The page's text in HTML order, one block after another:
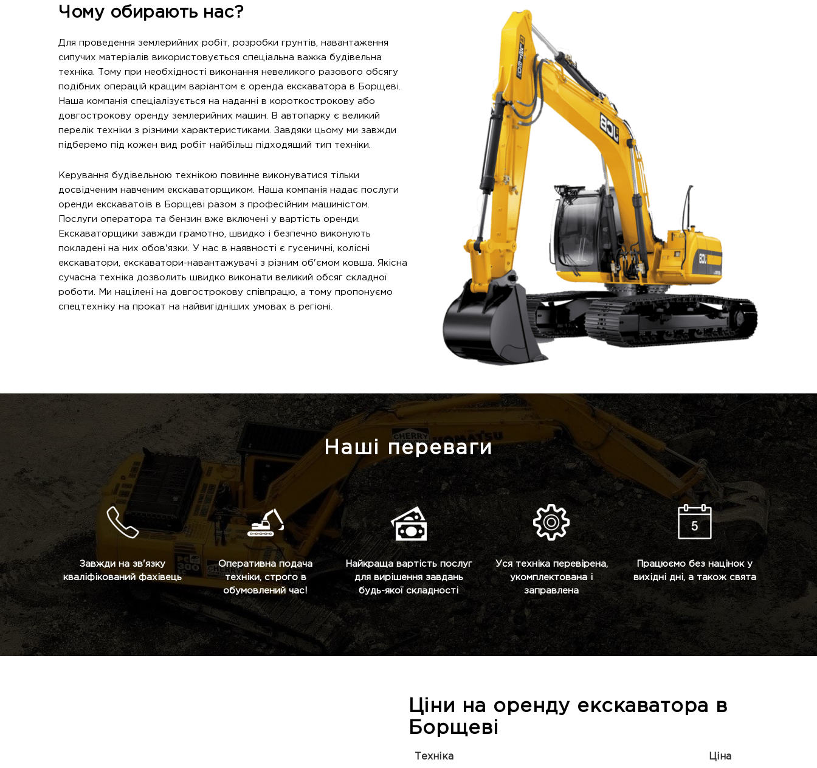
Чому обирають нас?
Для проведення землерийних робіт, розробки грунтів, навантаження
сипучих матеріалів використовується спеціальна важка будівельна
техніка. Тому при необхідності виконання невеликого разового обсягу
подібних операцій кращим варіантом є оренда екскаватора в Борщеві.
Наша компанія спеціалізується на наданні в короткострокову або
довгострокову оренду землерийних машин. В автопарку є великий
перелік техніки з різними характеристиками. Завдяки цьому ми завжди
підберемо під кожен вид робіт найбільш підходящий тип техніки.
Керування будівельною технікою повинне виконуватися тільки
досвідченим навченим екскаваторщиком. Наша компанія надає послуги
оренди екскаватоів в Борщеві разом з професійним машиністом.
Послуги оператора та бензин вже включені у вартість оренди.
Екскаваторщики завжди грамотно, швидко і безпечно виконують
покладені на них обов'язки. У нас в наявності є гусеничні, колісні
екскаватори, екскаватори-навантажувачі з різним об'ємом ковша. Якісна
сучасна техніка дозволить швидко виконати великий обсяг складної
роботи. Ми націлені на довгострокову співпрацю, а тому пропонуємо
спецтехніку на прокат на найвигідніших умовах в регіоні.
Наші переваги
Завжди на зв'язку
кваліфікований фахівець
Оперативна подача
техніки, строго в
обумовлений час!
Найкраща вартість послуг
для вирішення завдань
будь-якої складності
Уся техніка перевірена,
укомплектована і
заправлена
Працюємо без націнок у
вихідні дні, а також свята
Ціни на оренду екскаватора в
Борщеві
Техніка Ціна